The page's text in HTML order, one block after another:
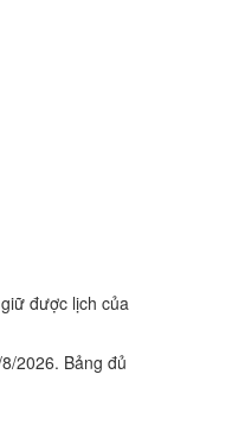
được lịch của
2026. Bảng đủ